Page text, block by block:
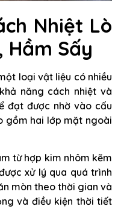
Nhiệt Lò
Hầm Sấy
loại vật liệu có nhiều
năng cách nhiệt và
đạt được nhờ vào cấu
gồm hai lớp mặt ngoài
từ hợp kim nhôm kẽm
xử lý qua quá trình
mòn theo thời gian và
và điều kiện thời tiết